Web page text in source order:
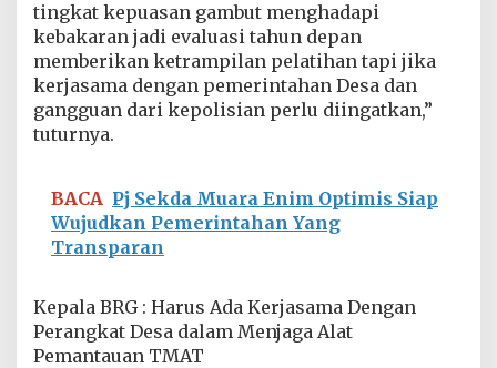
A
l
a
t
e
t
a
T
M
A
tingkat kepuasan gambut menghadapi
kebakaran jadi evaluasi tahun depan
memberikan ketrampilan pelatihan tapi jika
kerjasama dengan pemerintahan Desa dan
gangguan dari kepolisian perlu diingatkan,”
tuturnya.
BACA Pj Sekda Muara Enim Optimis Siap
Wujudkan Pemerintahan Yang
Transparan
Kepala BRG : Harus Ada Kerjasama Dengan
Perangkat Desa dalam Menjaga Alat
Pemantauan TMAT